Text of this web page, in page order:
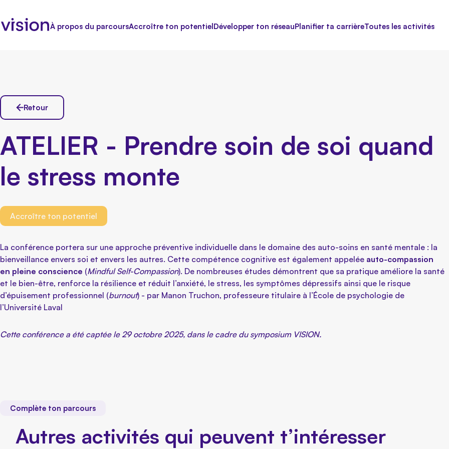
À propos du parcoursAccroître ton potentielDévelopper ton réseauPlanifier ta carrièreToutes les activités
Retour
ATELIER - Prendre soin de soi quand
le stress monte
Accroître ton potentiel
La conférence portera sur une approche préventive individuelle dans le domaine des auto-soins en santé mentale : la
bienveillance envers soi et envers les autres. Cette compétence cognitive est également appelée auto-compassion
en pleine conscience (Mindful Self-Compassion). De nombreuses études démontrent que sa pratique améliore la santé
et le bien-être, renforce la résilience et réduit l’anxiété, le stress, les symptômes dépressifs ainsi que le risque
d’épuisement professionnel (burnout) - par Manon Truchon, professeure titulaire à l’École de psychologie de
l’Université Laval
Cette conférence a été captée le 29 octobre 2025, dans le cadre du symposium VISION.
Complète ton parcours
Autres activités qui peuvent t’intéresser